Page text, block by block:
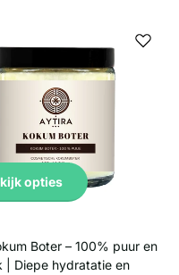
opties
Boter – 100% puur en
| Diepe hydratatie en